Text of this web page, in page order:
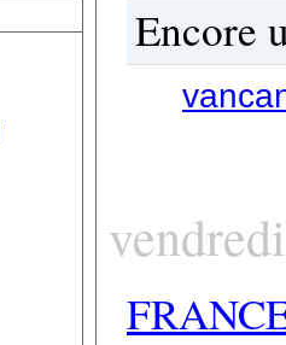
Encore
vendredi